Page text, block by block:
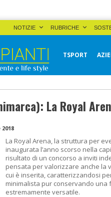
NOTIZIE RUBRICHE
TSPORT
La Royal
La Royal Arena, la struttura per
inaugurata l’anno scorso nella
risultato di un concorso a inviti
pensata per valorizzare anche la
cui è inserita, caratterizzandosi
minimalista pur conservando una
estremamente versatile.